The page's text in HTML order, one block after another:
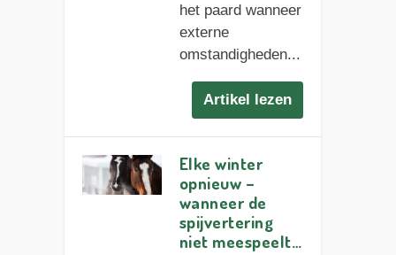
het paard wanneer
externe
omstandigheden...
Artikel lezen
Elke winter
opnieuw –
wanneer de
spijvertering
niet meespeelt…